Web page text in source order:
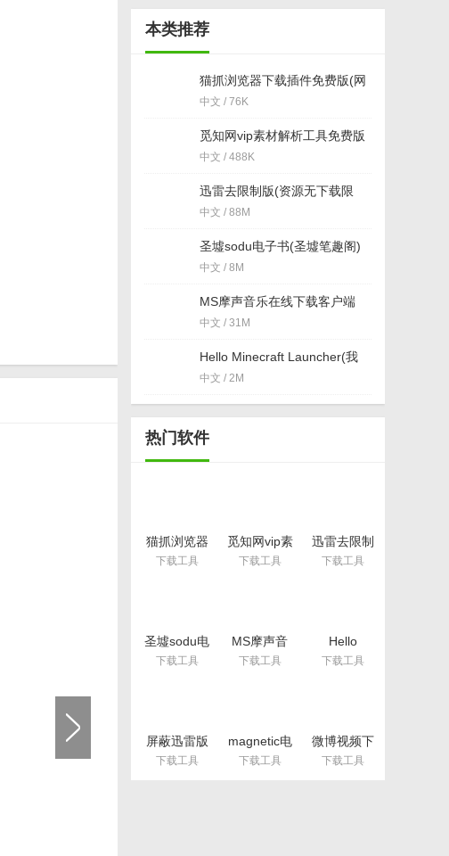
本类推荐
猫抓浏览器下载插件免费版(网
盘视频解析下载工具) v1.0
中文 / 76K
觅知网vip素材解析工具免费版
中文 / 488K
迅雷去限制版(资源无下载限
制) vip版
中文 / 88M
圣墟sodu电子书(圣墟笔趣阁)
免费版
中文 / 8M
MS摩声音乐在线下载客户端
(支持ape音乐格式) 免费版
中文 / 31M
Hello Minecraft Launcher(我
的世界启动器)v3.3.172
中文 / 2M
热门软件
猫抓浏览器
下载插件免
费版(网盘视
下载工具
觅知网vip素
材解析工具
免费版
下载工具
迅雷去限制
版(资源无下
载限制) vip
下载工具
圣墟sodu电
子书(圣墟笔
趣阁) 免费
下载工具
MS摩声音
乐在线下载
客户端(支持
下载工具
Hello
Minecraft
Launcher(我
下载工具
屏蔽迅雷版
权限
制.bat(解除
下载工具
magnetic电
脑版(磁力链
接搜索工具)
下载工具
微博视频下
载助手免费
版
下载工具